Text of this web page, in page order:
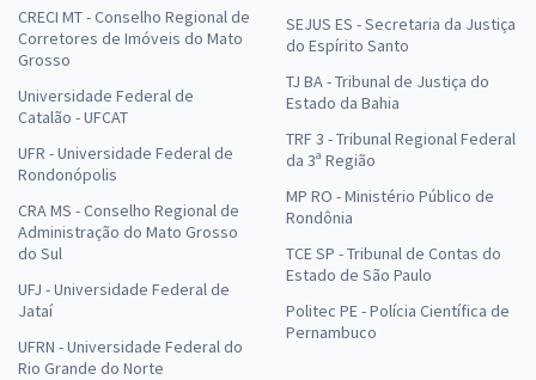
CRECI MT - Conselho Regional de
Corretores de Imóveis do Mato
Grosso
Universidade Federal de
Catalão - UFCAT
UFR - Universidade Federal de
Rondonópolis
CRA MS - Conselho Regional de
Administração do Mato Grosso
do Sul
UFJ - Universidade Federal de
Jataí
UFRN - Universidade Federal do
Rio Grande do Norte
SEJUS ES - Secretaria da Justiça
do Espírito Santo
TJ BA - Tribunal de Justiça do
Estado da Bahia
TRF 3 - Tribunal Regional Federal
da 3ª Região
MP RO - Ministério Público de
Rondônia
TCE SP - Tribunal de Contas do
Estado de São Paulo
Politec PE - Polícia Científica de
Pernambuco